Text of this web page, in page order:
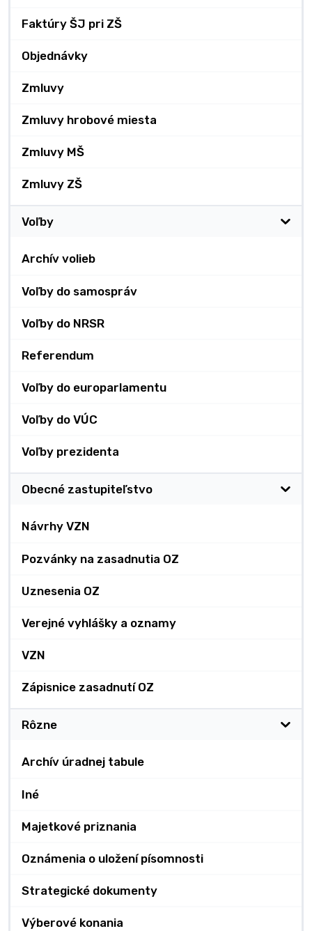
Faktúry ŠJ pri ZŠ
Objednávky
Zmluvy
Zmluvy hrobové miesta
Zmluvy MŠ
Zmluvy ZŠ
Voľby
Archív volieb
Voľby do samospráv
Voľby do NRSR
Referendum
Voľby do europarlamentu
Voľby do VÚC
Voľby prezidenta
Obecné zastupiteľstvo
Návrhy VZN
Pozvánky na zasadnutia OZ
Uznesenia OZ
Verejné vyhlášky a oznamy
VZN
Zápisnice zasadnutí OZ
Rôzne
Archív úradnej tabule
Iné
Majetkové priznania
Oznámenia o uložení písomnosti
Strategické dokumenty
Výberové konania